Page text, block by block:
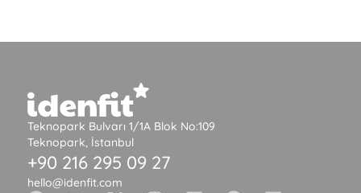
Teknopark Bulvarı 1/1A Blok No:109
Teknopark, İstanbul
+90 216 295 09 27
hello@idenfit.com